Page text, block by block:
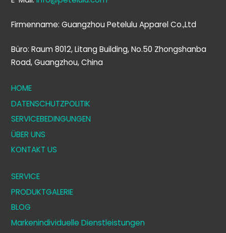
Firmenname: Guangzhou Petelulu Apparel Co.,Ltd
Büro: Raum 8012, Litang Building, No.50 Zhongshanba
Road, Guangzhou, China
HOME
DATENSCHUTZPOLITIK
SERVICEBEDINGUNGEN
ÜBER UNS
KONTAKT US
SERVICE
PRODUKTGALERIE
BLOG
Markenindividuelle Dienstleistungen